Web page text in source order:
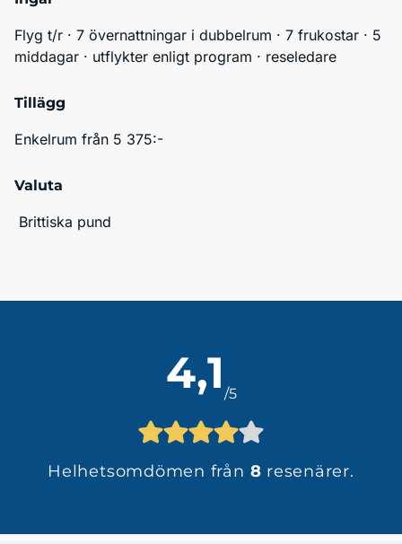
Flyg t/r · 7 övernattningar i dubbelrum · 7 frukostar · 5
middagar · utflykter enligt program · reseledare
Tillägg
Enkelrum från 5 375:-
Valuta
Brittiska pund
4,1 /5
Helhetsomdömen från 8 resenärer.